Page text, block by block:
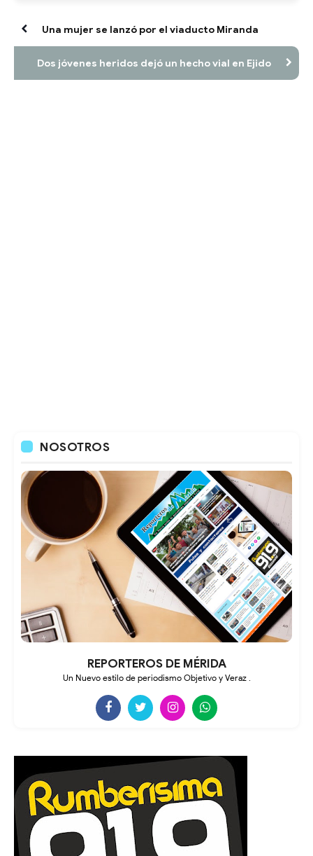
Una mujer se lanzó por el viaducto Miranda
Dos jóvenes heridos dejó un hecho vial en Ejido
NOSOTROS
REPORTEROS DE MÉRIDA
Un Nuevo estilo de periodismo Objetivo y Veraz .